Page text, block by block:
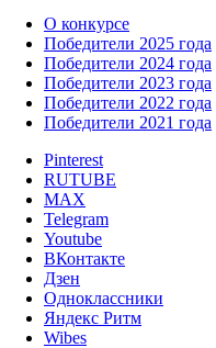
О конкурсе
Победители 2025 года
Победители 2024 года
Победители 2023 года
Победители 2022 года
Победители 2021 года
Pinterest
RUTUBE
MAX
Telegram
Youtube
ВКонтакте
Дзен
Одноклассники
Яндекс Ритм
Wibes